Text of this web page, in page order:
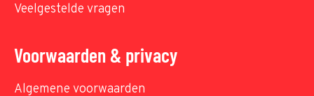
Veelgestelde vragen
Voorwaarden & privacy
Algemene voorwaarden